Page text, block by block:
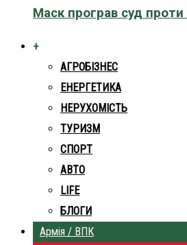
Маск програв суд проти
+
АГРОБІЗНЕС
ЕНЕРГЕТИКА
НЕРУХОМІСТЬ
ТУРИЗМ
СПОРТ
АВТО
LIFE
БЛОГИ
Армія / ВПК